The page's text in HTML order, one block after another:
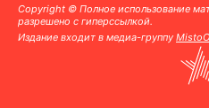
Copyright © Полное использование
разрешено с гиперссылкой.
Издание входит в медиа-группу